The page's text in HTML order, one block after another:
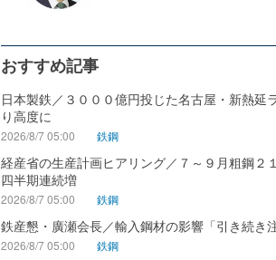
おすすめ記事
日本製鉄／３０００億円投じた名古屋・新熱
り高度に
2026/8/7 05:00 鉄鋼
経産省の生産計画ヒアリング／７～９月粗鋼２
四半期連続増
2026/8/7 05:00 鉄鋼
鉄産懇・廣瀬会長／輸入鋼材の影響「引き続き
2026/8/7 05:00 鉄鋼